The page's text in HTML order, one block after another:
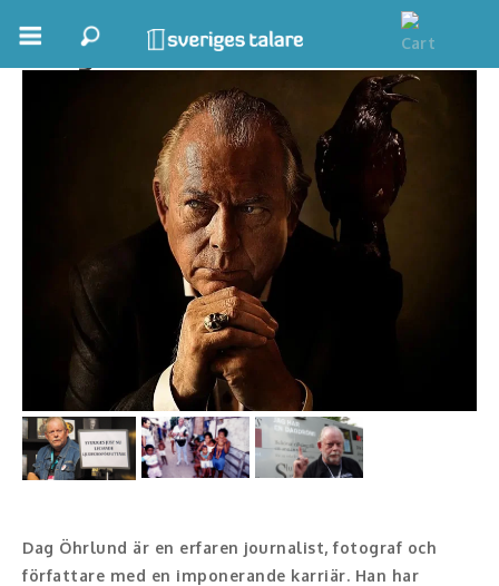
Inspirerande Föreläsare
Personlig utveckling, målsättning
Life Stories & Trivsel
Keynote
Moderator, konferencier
Konferencier
Dag Öhrlund
Dag Öhrlund är en erfaren journalist, fotograf och
författare med en imponerande karriär. Han har